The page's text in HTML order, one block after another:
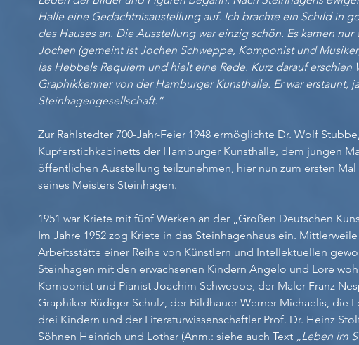
Halle eine Gedächtnisaustellung auf. Ich brachte ein Schild in
des Hauses an. Die Ausstellung war einzig schön. Es kamen
Jochen (gemeint ist Jochen Schweppe, Komponist und
las Hebbels Requiem und hielt eine Rede. Kurz darauf
Graphikkenner von der Hamburger Kunsthalle. Er war erstaunt,
Steinhagengesellschaft.“
Zur Rahlstedter 700-Jahr-Feier 1948 ermöglichte Dr. Wolf
Kupferstichkabinetts der Hamburger Kunsthalle, dem jungen
öffentlichen Ausstellung teilzunehmen, hier nun zum ersten
seines Meisters Steinhagen.
1951 war Kriete mit fünf Werken an der „Großen Deutschen
Im Jahre 1952 zog Kriete in das Steinhagenhaus ein.
Arbeitsstätte einer Reihe von Künstlern und Intellektuellen
Steinhagen mit den erwachsenen Kindern Angelo und Lore
Komponist und Pianist Joachim Schweppe, der Maler Franz
Graphiker Rüdiger Schulz, der Bildhauer Werner Michaelis, die
drei Kindern und der Literaturwissenschaftler Prof. Dr. Heinz
Söhnen Heinrich und Lothar (Anm.: siehe auch Text „Leben im